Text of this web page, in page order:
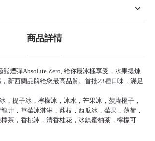
商品詳情
熊煙彈Absolute Zero, 給你最冰極享受，水果提煉
新西蘭品牌給您最高品質。首批23種口味，滿足
，提子冰，檸檬冰，冰水，芒果冰，菠蘿橙子，
井，草莓冰淇淋，荔枝，西瓜冰，莓果，薄荷，
茶，香桃冰，清香桂花，冰鎮蜜柚茶，檸檬可